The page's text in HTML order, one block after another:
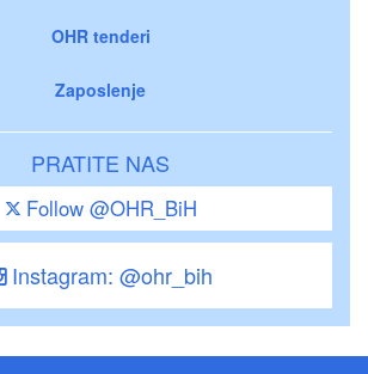
OHR tenderi
Zaposlenje
PRATITE NAS
Follow @OHR_BiH
Instagram: @ohr_bih